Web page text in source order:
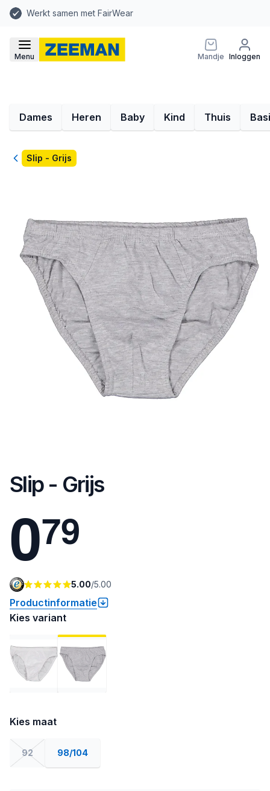
Werkt samen met FairWear
Menu Mandje Inloggen
Dames Heren Baby Kind Thuis
TerugSlip - Grijs
Slip - Grijs
079
5.00/5.00
Productinformatie
Kies variant
Kies maat
92 98/104